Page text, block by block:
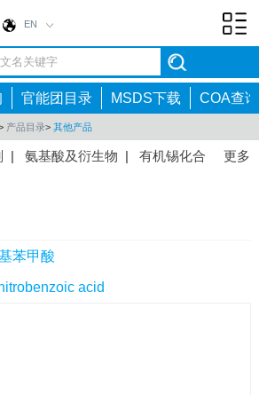
EN
官能团目录 MSDS下载 COA查询
产品目录> 其他产品
更多
| 氨基酸及衍生物 | 有机锡化合
间体
体 |抗炎药物中间体
中间体|
苯甲酸
acid